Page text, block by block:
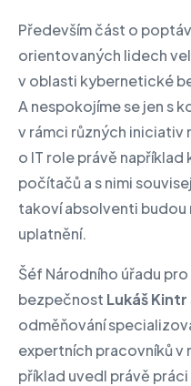
Především část o
orientovaných lidech
v oblasti kybernetické
A nespokojíme se jen s
v rámci různých
o IT role právě
počítačů a s nimi
takoví absolventi
uplatnění.
Šéf Národního úřadu
bezpečnost Lukáš Kintr
odměňování
expertních pracovníků v
příklad uvedl právě práci